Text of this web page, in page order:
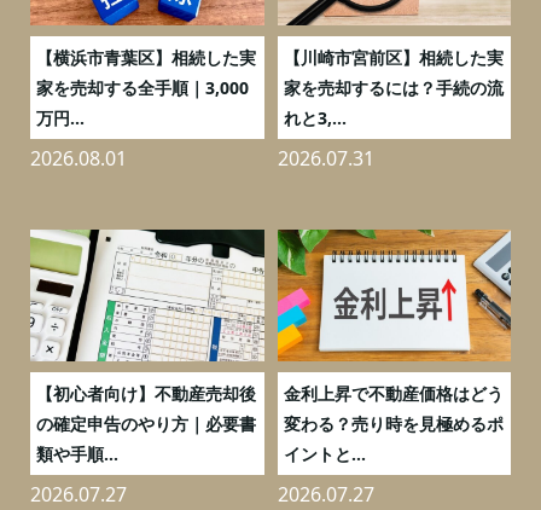
【横浜市青葉区】相続した実
家を売却する全手順｜3,000
万円...
2026.08.01
【川崎市宮前区】相続した実
家を売却するには？手続の流
れと3,...
2026.07.31
【初心者向け】不動産売却後
の確定申告のやり方｜必要書
類や手順...
2026.07.27
金利上昇で不動産価格はどう
変わる？売り時を見極めるポ
イントと...
2026.07.27